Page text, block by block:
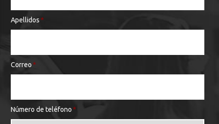
Apellidos *
Correo *
Número de teléfono *